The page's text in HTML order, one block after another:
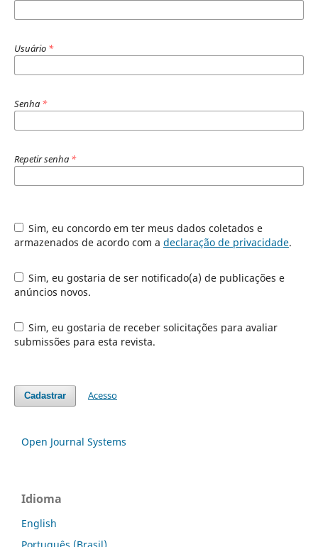
Usuário *
Senha *
Repetir senha *
Sim, eu concordo em ter meus dados coletados e
armazenados de acordo com a declaração de privacidade.
Sim, eu gostaria de ser notificado(a) de publicações e
anúncios novos.
Sim, eu gostaria de receber solicitações para avaliar
submissões para esta revista.
Cadastrar Acesso
Open Journal Systems
Idioma
English